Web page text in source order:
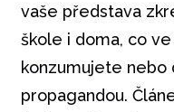
vaše představa
škole i doma, co
konzumujete nebo
propagandou.